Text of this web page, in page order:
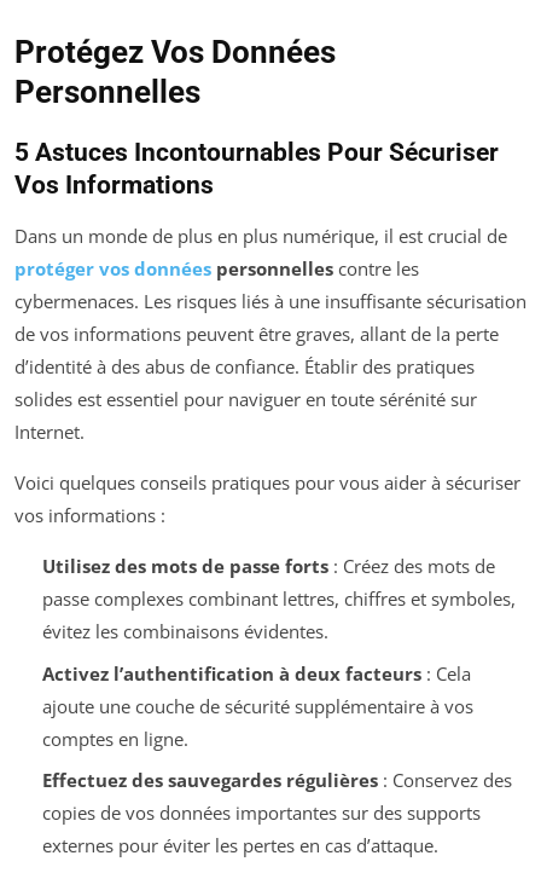
Protégez Vos Données
Personnelles
5 Astuces Incontournables Pour Sécuriser
Vos Informations
Dans un monde de plus en plus numérique, il est crucial de
protéger vos données personnelles contre les
cybermenaces. Les risques liés à une insuffisante sécurisation
de vos informations peuvent être graves, allant de la perte
d’identité à des abus de confiance. Établir des pratiques
solides est essentiel pour naviguer en toute sérénité sur
Internet.
Voici quelques conseils pratiques pour vous aider à sécuriser
vos informations :
Utilisez des mots de passe forts: Créez des mots de
passe complexes combinant lettres, chiffres et symboles,
évitez les combinaisons évidentes.
Activez l’authentification à deux facteurs: Cela
ajoute une couche de sécurité supplémentaire à vos
comptes en ligne.
Effectuez des sauvegardes régulières: Conservez des
copies de vos données importantes sur des supports
externes pour éviter les pertes en cas d’attaque.